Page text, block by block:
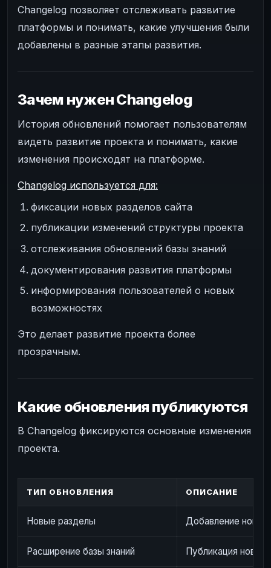
Changelog позволяет отслеживать развитие
платформы и понимать, какие улучшения были
добавлены в разные этапы развития.
Зачем нужен Changelog
История обновлений помогает пользователям
видеть развитие проекта и понимать, какие
изменения происходят на платформе.
Changelog используется для:
фиксации новых разделов сайта
публикации изменений структуры проекта
отслеживания обновлений базы знаний
документирования развития платформы
информирования пользователей о новых
возможностях
Это делает развитие проекта более
прозрачным.
Какие обновления публикуются
В Changelog фиксируются основные изменения
проекта.
ТИП ОБНОВЛЕНИЯ ОПИСАНИЕ
Новые разделы Добавление новых
Расширение базы знаний Публикация новых